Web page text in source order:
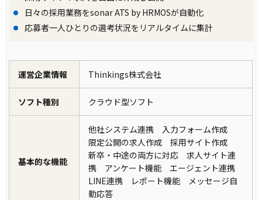
日々の採用業務をsonar ATS by HRMOSが自動化
応募者一人ひとりの選考状況をリアルタイムに集計
運営企業情報 Thinkings株式会社
ソフト種別 クラウド型ソフト
基本的な機能
他社システム連携 入力フォーム作成
限定公開の求人作成 採用サイト作成
新卒・中途の両方に対応 求人サイト連
携 アンケート機能 エージェント連携
LINE連携 レポート機能 メッセージ自
動応答